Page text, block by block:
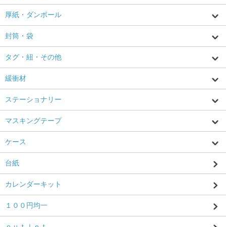
厚紙・ダンボール
封筒・袋
タグ・紐・その他
緩衝材
ステーショナリー
マスキングテープ
ケース
台紙
カレンダーキット
１００円均一